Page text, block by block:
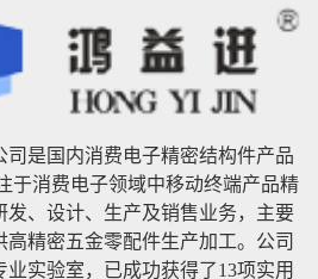
是国内消费电子精密结构件产品
于消费电子领域中移动终端产品精
发、设计、生产及销售业务，主要
精密五金零配件生产加工。公司
实验室，已成功获得了13项实用